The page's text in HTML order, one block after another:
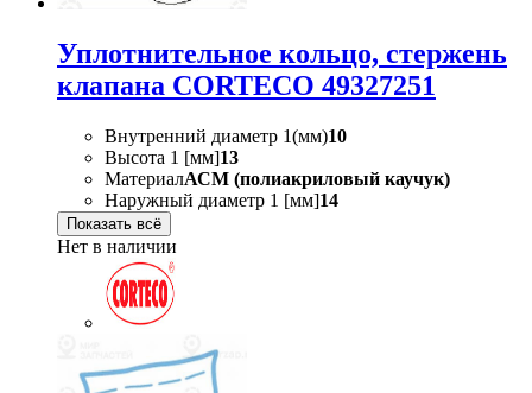
Уплотнительное кольцо, стержень
клапана CORTECO 49327251
Внутренний диаметр 1(мм)10
Высота 1 [мм]13
МатериалАСМ (полиакриловый каучук)
Наружный диаметр 1 [мм]14
Показать всё
Нет в наличии